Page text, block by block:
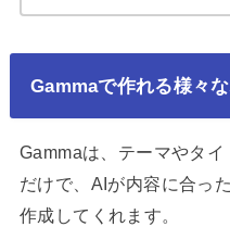
Gammaで作れる様々
Gammaは、テーマやタ
だけで、AIが内容に合っ
作成してくれます。